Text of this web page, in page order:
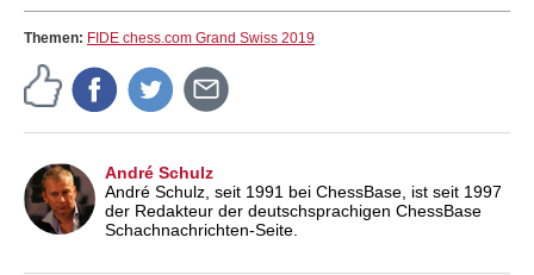
Themen: FIDE chess.com Grand Swiss 2019
André Schulz
André Schulz, seit 1991 bei ChessBase, ist seit 1997
der Redakteur der deutschsprachigen ChessBase
Schachnachrichten-Seite.